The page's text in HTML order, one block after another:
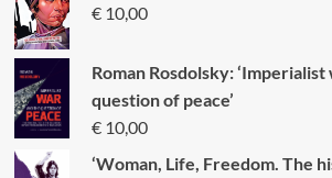
€10,00
Roman Rosdolsky:
question of peace’
€10,00
‘Woman, Life, Freedom. The